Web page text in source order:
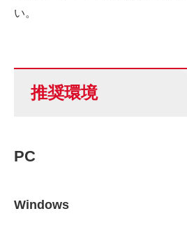
い。
推奨環境
PC
Windows